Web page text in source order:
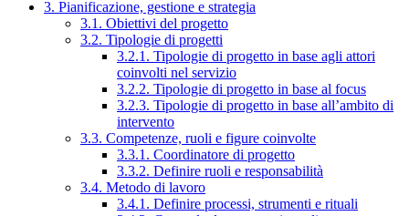
3. Pianificazione, gestione e strategia
3.1. Obiettivi del progetto
3.2. Tipologie di progetti
3.2.1. Tipologie di progetto in base agli attori
coinvolti nel servizio
3.2.2. Tipologie di progetto in base al focus
3.2.3. Tipologie di progetto in base all’ambito di
intervento
3.3. Competenze, ruoli e figure coinvolte
3.3.1. Coordinatore di progetto
3.3.2. Definire ruoli e responsabilità
3.4. Metodo di lavoro
3.4.1. Definire processi, strumenti e rituali